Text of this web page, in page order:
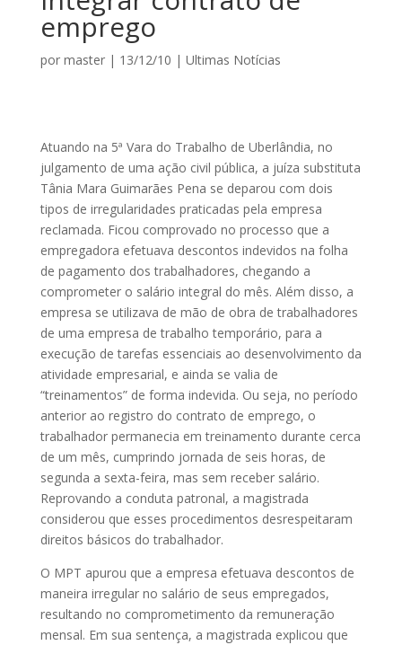
emprego
por master| 13/12/10 | Ultimas Notícias
Atuando na 5ª Vara do Trabalho de Uberlândia, no
julgamento de uma ação civil pública, a juíza substituta
Tânia Mara Guimarães Pena se deparou com dois
tipos de irregularidades praticadas pela empresa
reclamada. Ficou comprovado no processo que a
empregadora efetuava descontos indevidos na folha
de pagamento dos trabalhadores, chegando a
comprometer o salário integral do mês. Além disso, a
empresa se utilizava de mão de obra de trabalhadores
de uma empresa de trabalho temporário, para a
execução de tarefas essenciais ao desenvolvimento da
atividade empresarial, e ainda se valia de
“treinamentos” de forma indevida. Ou seja, no período
anterior ao registro do contrato de emprego, o
trabalhador permanecia em treinamento durante cerca
de um mês, cumprindo jornada de seis horas, de
segunda a sexta-feira, mas sem receber salário.
Reprovando a conduta patronal, a magistrada
considerou que esses procedimentos desrespeitaram
direitos básicos do trabalhador.
O MPT apurou que a empresa efetuava descontos de
maneira irregular no salário de seus empregados,
resultando no comprometimento da remuneração
mensal. Em sua sentença, a magistrada explicou que